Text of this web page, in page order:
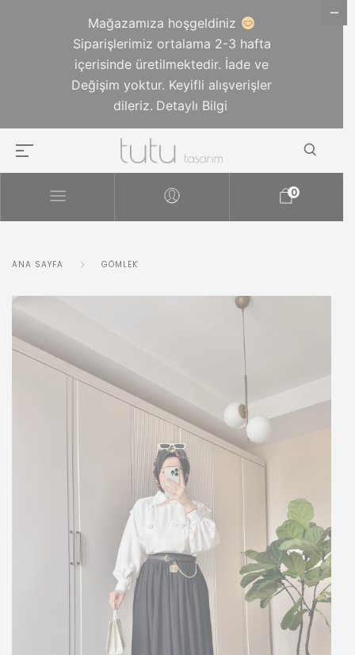
0
ANA SAYFA GÖMLEK
Mağazamıza hoşgeldiniz
Siparişlerimiz ortalama 2-3 hafta
içerisinde üretilmektedir. İade ve
Değişim yoktur. Keyifli alışverişler
dileriz. Detaylı Bilgi